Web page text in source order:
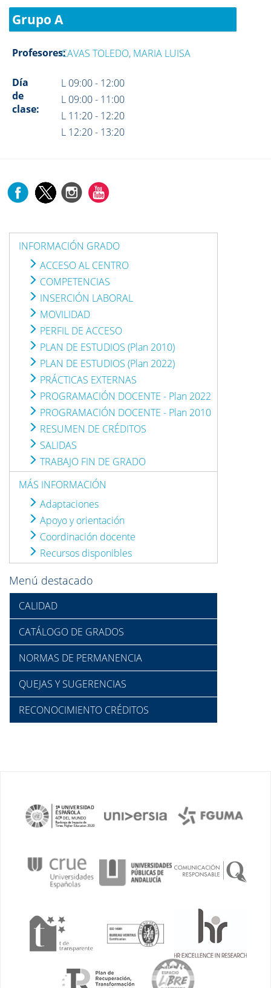
Grupo A
Profesores:CAVAS TOLEDO, MARIA LUISA
Día
de
clase:
L 09:00 - 12:00
L 09:00 - 11:00
L 11:20 - 12:20
L 12:20 - 13:20
INFORMACIÓN GRADO
ACCESO AL CENTRO
COMPETENCIAS
INSERCIÓN LABORAL
MOVILIDAD
PERFIL DE ACCESO
PLAN DE ESTUDIOS (Plan 2010)
PLAN DE ESTUDIOS (Plan 2022)
PRÁCTICAS EXTERNAS
PROGRAMACIÓN DOCENTE - Plan 2022
PROGRAMACIÓN DOCENTE - Plan 2010
RESUMEN DE CRÉDITOS
SALIDAS
TRABAJO FIN DE GRADO
MÁS INFORMACIÓN
Adaptaciones
Apoyo y orientación
Coordinación docente
Recursos disponibles
Menú destacado
CALIDAD
CATÁLOGO DE GRADOS
NORMAS DE PERMANENCIA
QUEJAS Y SUGERENCIAS
RECONOCIMIENTO CRÉDITOS